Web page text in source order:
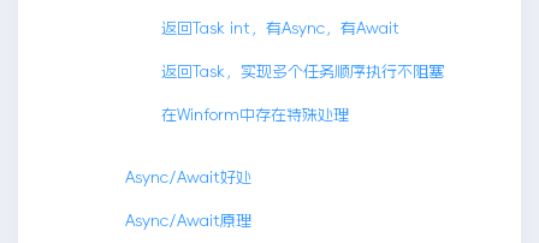
返回Task int，有Async，有Await
返回Task，实现多个任务顺序执行不阻塞
在Winform中存在特殊处理
Async/Await好处
Async/Await原理